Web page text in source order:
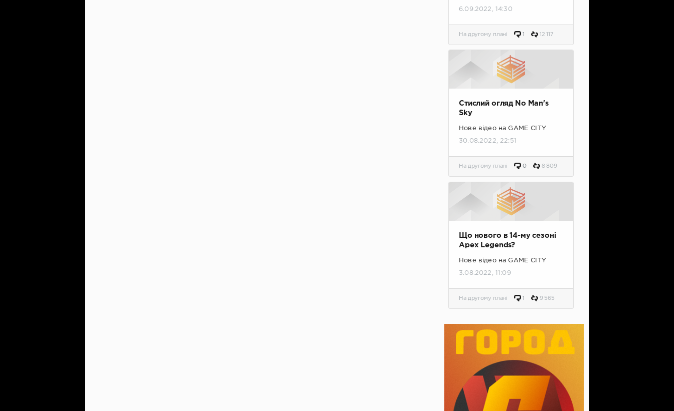
6.09.2022, 14:30
На другому плані 1 12 117
Стислий огляд No Man's
Sky
Нове відео на GAME CITY
30.08.2022, 22:51
На другому плані 0 8 809
Що нового в 14-му сезоні
Apex Legends?
Нове відео на GAME CITY
3.08.2022, 11:09
На другому плані 1 9 565